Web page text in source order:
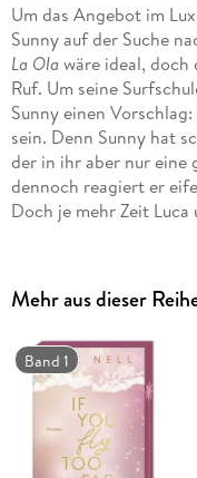
Um das Angebot im
Sunny auf der Suche
La Ola wäre ideal, doch
Ruf. Um seine
Sunny einen
sein. Denn Sunny hat
der in ihr aber nur eine
dennoch reagiert er
Doch je mehr Zeit
Mehr aus dieser
Band 1